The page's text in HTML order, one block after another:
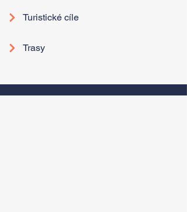
Turistické cíle
Trasy